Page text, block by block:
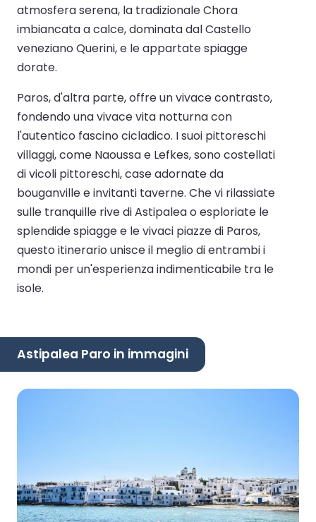
atmosfera serena, la tradizionale Chora
imbiancata a calce, dominata dal Castello
veneziano Querini, e le appartate spiagge
dorate.
Paros, d'altra parte, offre un vivace contrasto,
fondendo una vivace vita notturna con
l'autentico fascino cicladico. I suoi pittoreschi
villaggi, come Naoussa e Lefkes, sono costellati
di vicoli pittoreschi, case adornate da
bouganville e invitanti taverne. Che vi rilassiate
sulle tranquille rive di Astipalea o esploriate le
splendide spiagge e le vivaci piazze di Paros,
questo itinerario unisce il meglio di entrambi i
mondi per un'esperienza indimenticabile tra le
isole.
Astipalea Paro in immagini